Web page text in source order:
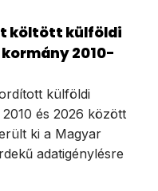
költött külföldi
2010-
külföldi
és 2026 között
ki a Magyar
adatigénylésre